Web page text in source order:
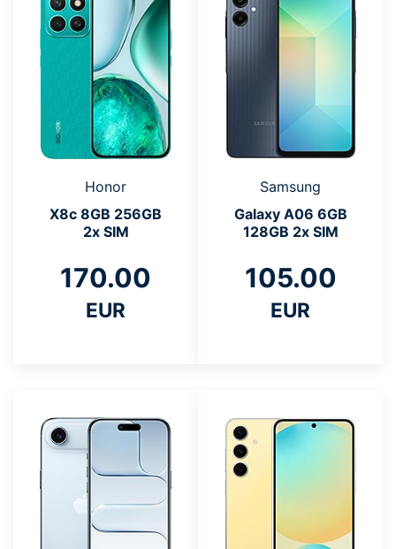
Honor
X8c 8GB 256GB
2x SIM
170.00
EUR
Samsung
Galaxy A06 6GB
128GB 2x SIM
105.00
EUR